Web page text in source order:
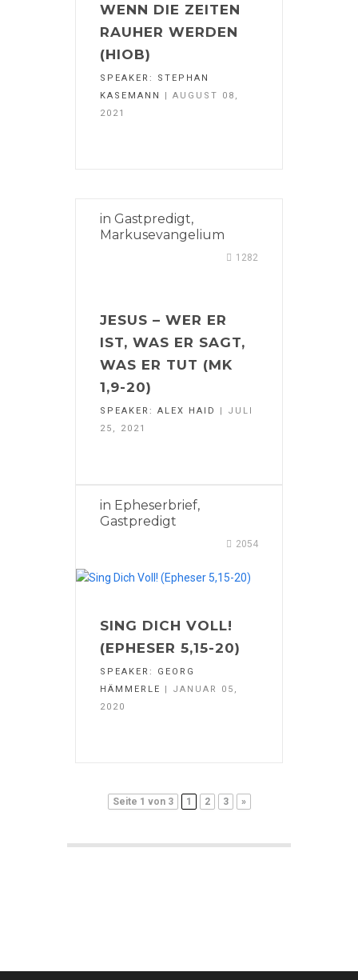
WENN DIE ZEITEN
RAUHER WERDEN
(HIOB)
SPEAKER: STEPHAN
KASEMANN
| AUGUST 08,
2021
in Gastpredigt,
Markusevangelium
1282
JESUS – WER ER
IST, WAS ER SAGT,
WAS ER TUT (MK
1,9-20)
SPEAKER: ALEX HAID
| JULI
25, 2021
in Epheserbrief,
Gastpredigt
2054
SING DICH VOLL!
(EPHESER 5,15-20)
SPEAKER: GEORG
HÄMMERLE
| JANUAR 05,
2020
Seite 1 von 3 1 2 3 »